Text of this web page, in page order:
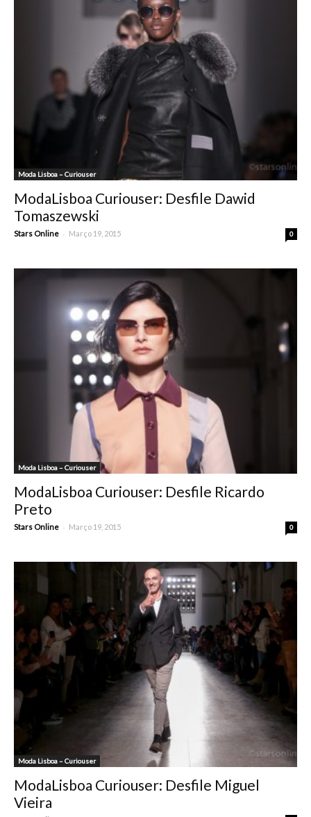
Moda Lisboa – Curiouser
ModaLisboa Curiouser: Desfile Dawid
Tomaszewski
Stars Online - Março 19, 2015 0
Moda Lisboa – Curiouser
ModaLisboa Curiouser: Desfile Ricardo
Preto
Stars Online - Março 19, 2015 0
Moda Lisboa – Curiouser
ModaLisboa Curiouser: Desfile Miguel
Vieira